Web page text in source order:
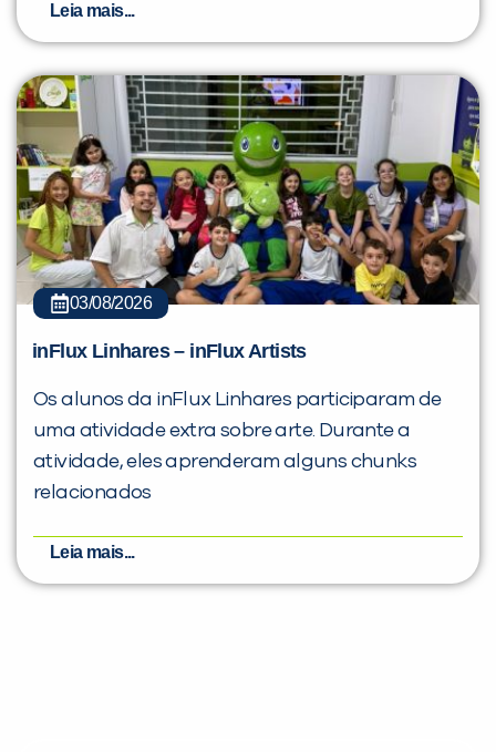
Leia mais...
03/08/2026
inFlux Linhares – inFlux Artists
Os alunos da inFlux Linhares participaram de
uma atividade extra sobre arte. Durante a
atividade, eles aprenderam alguns chunks
relacionados
Leia mais...